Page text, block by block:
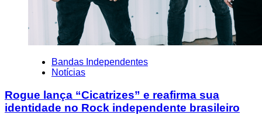
Bandas Independentes
Notícias
Rogue lança “Cicatrizes” e reafirma sua
identidade no Rock independente brasileiro